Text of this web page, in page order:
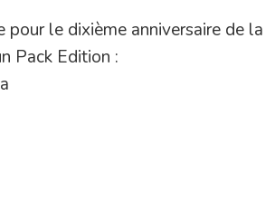
le dixième anniversaire de la
Pack Edition :